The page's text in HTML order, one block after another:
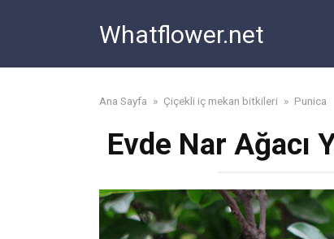
Whatflower.net
Ana Sayfa » Çiçekli iç mekan bitkileri » Punica
Evde Nar Ağacı